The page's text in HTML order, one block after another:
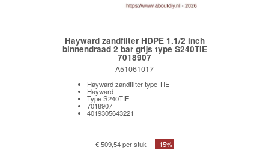
Hayward zandfilter HDPE 1.1/2 inch
binnendraad 2 bar grijs type S240TIE
7018907
A51061017
Hayward zandfilter type TIE
Hayward
Type S240TIE
7018907
4019305643221
€ 509,54 per stuk -15%